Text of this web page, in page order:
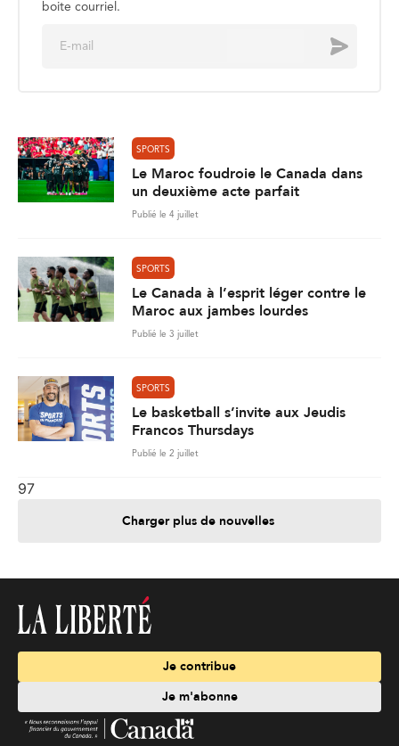
boite courriel.
Envoyer
SPORTS
Le Maroc foudroie le Canada dans
un deuxième acte parfait
Publié le 4 juillet
SPORTS
Le Canada à l’esprit léger contre le
Maroc aux jambes lourdes
Publié le 3 juillet
SPORTS
Le basketball s’invite aux Jeudis
Francos Thursdays
Publié le 2 juillet
97
Charger plus de nouvelles
Je contribue
Je m'abonne